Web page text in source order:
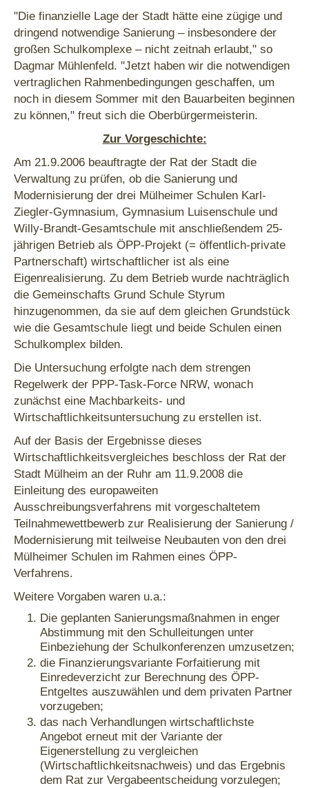
"Die finanzielle Lage der Stadt hätte eine zügige und
dringend notwendige Sanierung – insbesondere der
großen Schulkomplexe – nicht zeitnah erlaubt," so
Dagmar Mühlenfeld. "Jetzt haben wir die notwendigen
vertraglichen Rahmenbedingungen geschaffen, um
noch in diesem Sommer mit den Bauarbeiten beginnen
zu können," freut sich die Oberbürgermeisterin.
Zur Vorgeschichte:
Am 21.9.2006 beauftragte der Rat der Stadt die
Verwaltung zu prüfen, ob die Sanierung und
Modernisierung der drei Mülheimer Schulen Karl-
Ziegler-Gymnasium, Gymnasium Luisenschule und
Willy-Brandt-Gesamtschule mit anschließendem 25-
jährigen Betrieb als ÖPP-Projekt (= öffentlich-private
Partnerschaft) wirtschaftlicher ist als eine
Eigenrealisierung. Zu dem Betrieb wurde nachträglich
die Gemeinschafts Grund Schule Styrum
hinzugenommen, da sie auf dem gleichen Grundstück
wie die Gesamtschule liegt und beide Schulen einen
Schulkomplex bilden.
Die Untersuchung erfolgte nach dem strengen
Regelwerk der PPP-Task-Force NRW, wonach
zunächst eine Machbarkeits- und
Wirtschaftlichkeitsuntersuchung zu erstellen ist.
Auf der Basis der Ergebnisse dieses
Wirtschaftlichkeitsvergleiches beschloss der Rat der
Stadt Mülheim an der Ruhr am 11.9.2008 die
Einleitung des europaweiten
Ausschreibungsverfahrens mit vorgeschaltetem
Teilnahmewettbewerb zur Realisierung der Sanierung /
Modernisierung mit teilweise Neubauten von den drei
Mülheimer Schulen im Rahmen eines ÖPP-
Verfahrens.
Weitere Vorgaben waren u.a.:
Die geplanten Sanierungsmaßnahmen in enger
Abstimmung mit den Schulleitungen unter
Einbeziehung der Schulkonferenzen umzusetzen;
die Finanzierungsvariante Forfaitierung mit
Einredeverzicht zur Berechnung des ÖPP-
Entgeltes auszuwählen und dem privaten Partner
vorzugeben;
das nach Verhandlungen wirtschaftlichste
Angebot erneut mit der Variante der
Eigenerstellung zu vergleichen
(Wirtschaftlichkeitsnachweis) und das Ergebnis
dem Rat zur Vergabeentscheidung vorzulegen;